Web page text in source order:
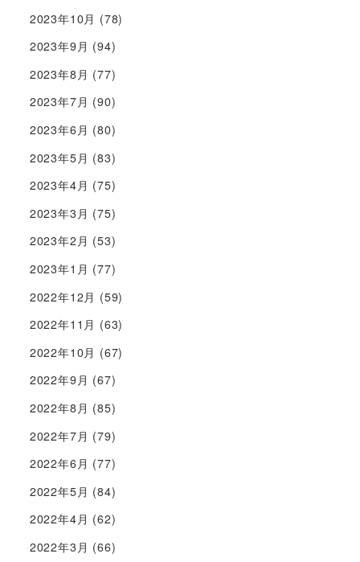
2023年10月 (78)
2023年9月 (94)
2023年8月 (77)
2023年7月 (90)
2023年6月 (80)
2023年5月 (83)
2023年4月 (75)
2023年3月 (75)
2023年2月 (53)
2023年1月 (77)
2022年12月 (59)
2022年11月 (63)
2022年10月 (67)
2022年9月 (67)
2022年8月 (85)
2022年7月 (79)
2022年6月 (77)
2022年5月 (84)
2022年4月 (62)
2022年3月 (66)